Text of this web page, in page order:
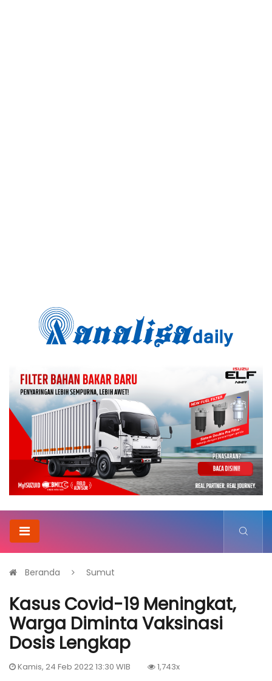
Beranda Sumut
Kasus Covid-19 Meningkat,
Warga Diminta Vaksinasi
Dosis Lengkap
Kamis, 24 Feb 2022 13:30 WIB
1,743x